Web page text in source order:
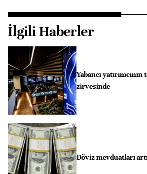
İlgili Haberler
Yabancı yatırımcının
zirvesinde
Döviz mevduatları